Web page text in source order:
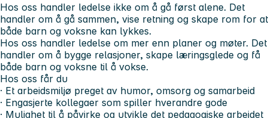
Hos oss handler ledelse ikke om å gå først alene. Det
handler om å gå sammen, vise retning og skape rom for at
både barn og voksne kan lykkes.
Hos oss handler ledelse om mer enn planer og møter. Det
handler om å bygge relasjoner, skape læringsglede og få
både barn og voksne til å vokse.
Hos oss får du
· Et arbeidsmiljø preget av humor, omsorg og samarbeid
· Engasjerte kollegaer som spiller hverandre gode
· Mulighet til å påvirke og utvikle det pedagogiske arbeidet